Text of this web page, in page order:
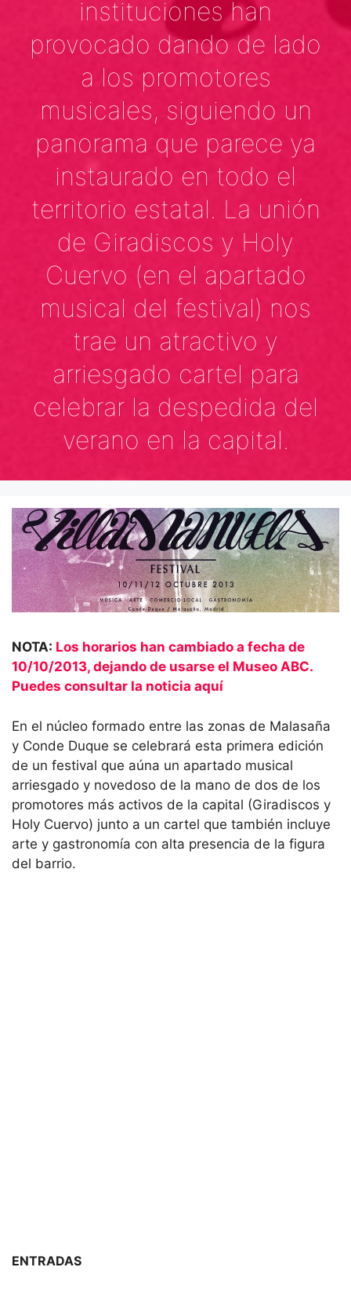
instituciones han
provocado dando de lado
a los promotores
musicales, siguiendo un
panorama que parece ya
instaurado en todo el
territorio estatal. La unión
de Giradiscos y Holy
Cuervo (en el apartado
musical del festival) nos
trae un atractivo y
arriesgado cartel para
celebrar la despedida del
verano en la capital.
NOTA: Los horarios han cambiado a fecha de
10/10/2013, dejando de usarse el Museo ABC.
Puedes consultar la noticia aquí
En el núcleo formado entre las zonas de Malasaña
y Conde Duque se celebrará esta primera edición
de un festival que aúna un apartado musical
arriesgado y novedoso de la mano de dos de los
promotores más activos de la capital (Giradiscos y
Holy Cuervo) junto a un cartel que también incluye
arte y gastronomía con alta presencia de la figura
del barrio.
ENTRADAS